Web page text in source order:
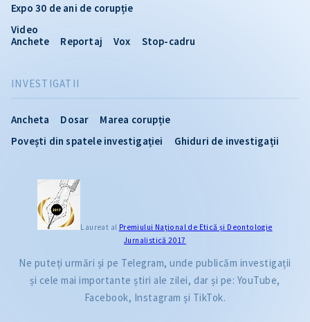
INVESTIGATII
Ancheta Dosar
Marea corupție
Povești din spatele investigației
Ghiduri de investigații
Expo 30 de ani de corupție
Video
Anchete
Reportaj Vox Stop-cadru
Laureat al Premiului Naţional de Etică și Deontologie
Jurnalistică 2017
Ne puteți urmări și pe Telegram, unde publicăm investigații
și cele mai importante știri ale zilei, dar și pe: YouTube,
Facebook, Instagram și TikTok.